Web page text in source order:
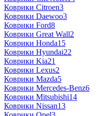
Коврики Citroen3
Коврики Daewoo3
Коврики Ford8
Коврики Great Wall2
Коврики Honda15
Коврики Hyundai22
Коврики Kia21
Коврики Lexus2
Коврики Mazda5
Коврики Mercedes-Benz6
Коврики Mitsubishi14
Коврики Nissan13